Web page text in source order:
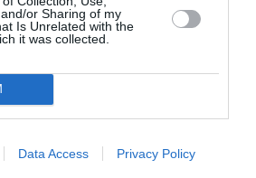
or Sharing of my
Is Unrelated with the
it was collected.
Data Access Privacy Policy
Badante 2026: informații
și participare